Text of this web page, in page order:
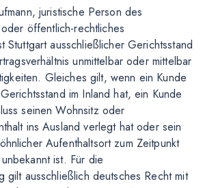
juristische Person des
öffentlich-rechtliches
Stuttgart ausschließlicher Gerichtsstand
unmittelbar oder mittelbar
Gleiches gilt, wenn ein Kunde
im Inland hat, ein Kunde
seinen Wohnsitz oder
ins Ausland verlegt hat oder sein
Aufenthaltsort zum Zeitpunkt
ist. Für die
gilt ausschließlich deutsches Recht mit